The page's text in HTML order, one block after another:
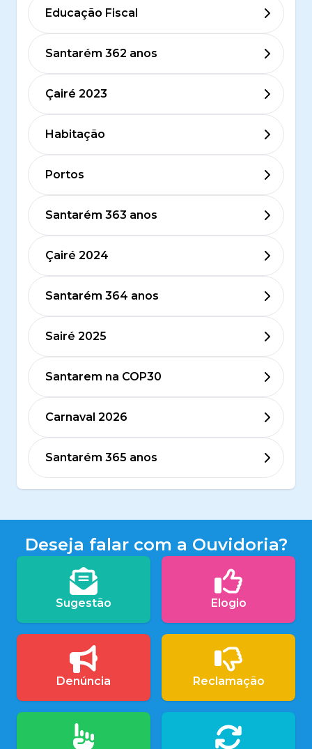
Educação Fiscal
Santarém 362 anos
Çairé 2023
Habitação
Portos
Santarém 363 anos
Çairé 2024
Santarém 364 anos
Sairé 2025
Santarem na COP30
Carnaval 2026
Santarém 365 anos
Deseja falar com a Ouvidoria?
Sugestão Elogio
Denúncia Reclamação